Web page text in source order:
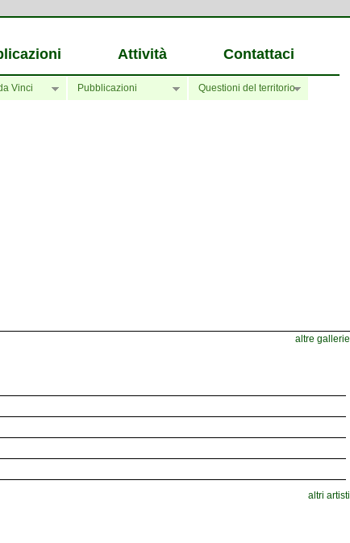
Attività Contattaci
Vinci Pubblicazioni Questioni del territorio
altre gallerie
altri artisti